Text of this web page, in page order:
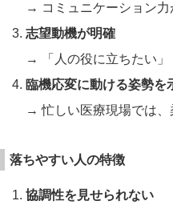
→ コミュニケーション力
志望動機が明確
→ 「人の役に立ちたい」
臨機応変に動ける姿勢を
→ 忙しい医療現場では、
落ちやすい人の特徴
協調性を見せられない